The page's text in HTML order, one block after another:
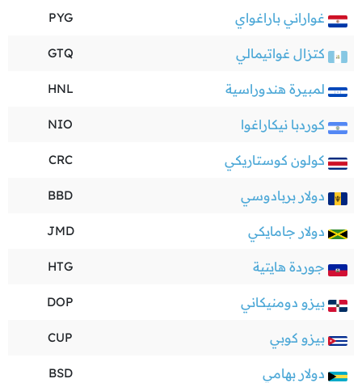
غواراني باراغواي PYG
كتزال غواتيمالي GTQ
لمبيرة هندوراسية HNL
كوردبا نيكاراغوا NIO
كولون كوستاريكي CRC
دولار بربادوسي BBD
دولار جامايكي JMD
جوردة هايتية HTG
بيزو دومنيكاني DOP
بيزو كوبي CUP
دولار بهامي BSD